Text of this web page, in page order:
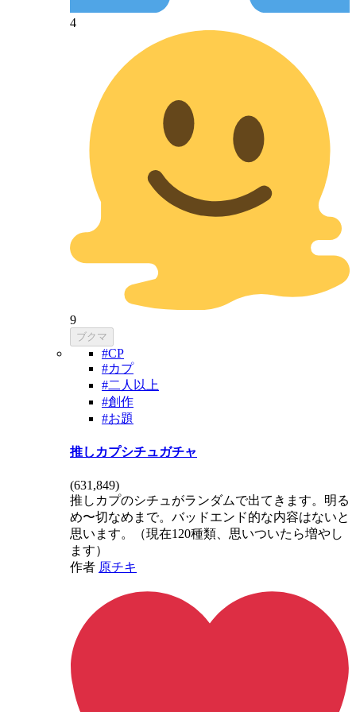
4
9
ブクマ
#CP
#カプ
#二人以上
#創作
#お題
推しカプシチュガチャ
(631,849)
推しカプのシチュがランダムで出てきます。明る
め〜切なめまで。バッドエンド的な内容はないと
思います。（現在120種類、思いついたら増やし
ます）
作者 原チキ